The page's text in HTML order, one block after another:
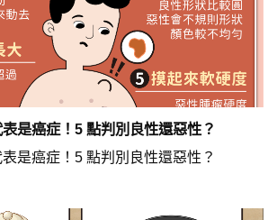
是癌症！5 點判別良性還惡性？
是癌症！5 點判別良性還惡性？